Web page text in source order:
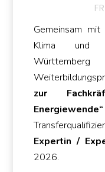
Gemeinsam
Klima und
zur
Expertin /
2026.